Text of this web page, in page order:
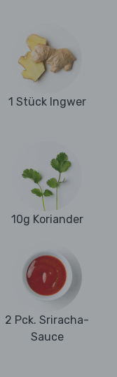
1 Stück Ingwer
10g Koriander
2 Pck. Sriracha-
Sauce